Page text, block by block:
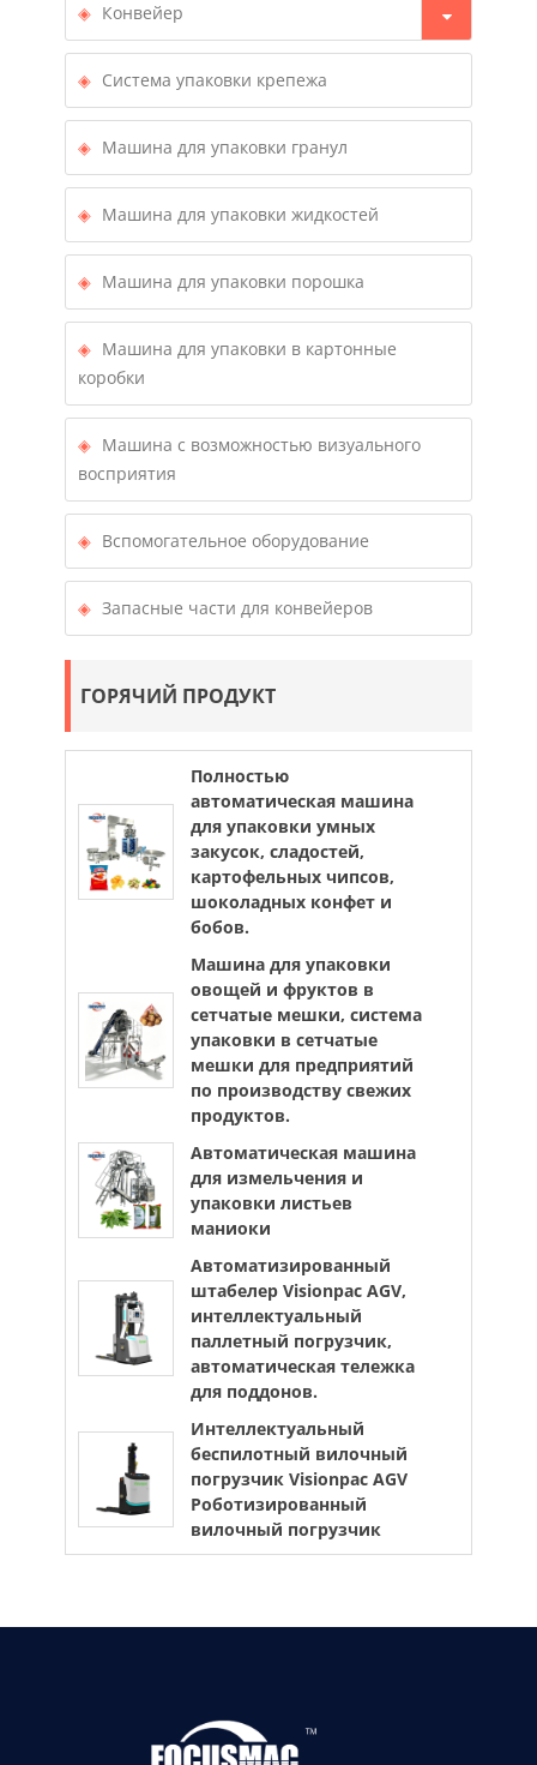
Конвейер
Система упаковки крепежа
Машина для упаковки гранул
Машина для упаковки жидкостей
Машина для упаковки порошка
Машина для упаковки в картонные
коробки
Машина с возможностью визуального
восприятия
Вспомогательное оборудование
Запасные части для конвейеров
ГОРЯЧИЙ ПРОДУКТ
Полностью
автоматическая машина
для упаковки умных
закусок, сладостей,
картофельных чипсов,
шоколадных конфет и
бобов.
Машина для упаковки
овощей и фруктов в
сетчатые мешки, система
упаковки в сетчатые
мешки для предприятий
по производству свежих
продуктов.
Автоматическая машина
для измельчения и
упаковки листьев
маниоки
Автоматизированный
штабелер Visionpac AGV,
интеллектуальный
паллетный погрузчик,
автоматическая тележка
для поддонов.
Интеллектуальный
беспилотный вилочный
погрузчик Visionpac AGV
Роботизированный
вилочный погрузчик